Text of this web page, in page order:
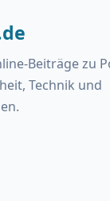
Beiträge zu
Technik und